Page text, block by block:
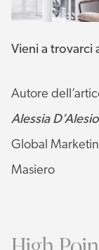
Vieni a trovarci
Autore
Alessia D’Alesio
Global
Masiero